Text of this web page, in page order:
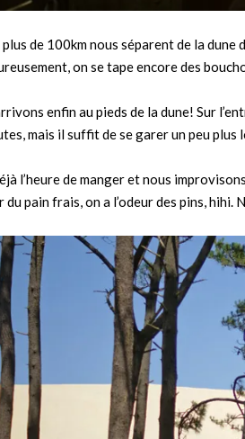
plus de 100km nous séparent de la
on se tape encore des
enfin au pieds de la dune! Sur
mais il suffit de se garer un peu
l’heure de manger et nous
du pain frais, on a l’odeur des pins,